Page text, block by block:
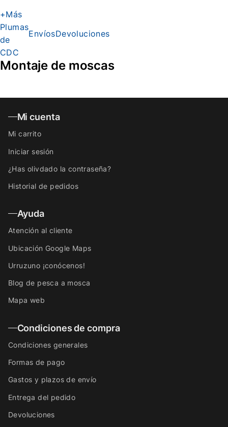
+Más
Plumas
de
CDC
EnvíosDevoluciones
Montaje de moscas
Mi cuenta
Mi carrito
Iniciar sesión
¿Has olivdado la contraseña?
Historial de pedidos
Ayuda
Atención al cliente
Ubicación Google Maps
Urruzuno ¡conócenos!
Blog de pesca a mosca
Mapa web
Condiciones de compra
Condiciones generales
Formas de pago
Gastos y plazos de envío
Entrega del pedido
Devoluciones